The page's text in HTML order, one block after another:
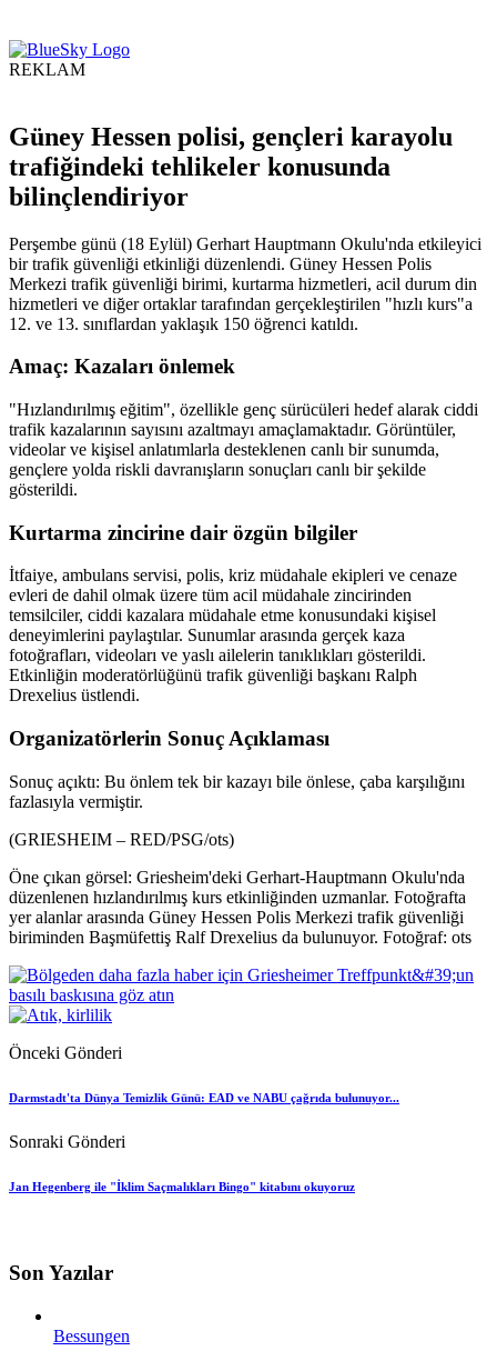
REKLAM
Güney Hessen polisi, gençleri karayolu
trafiğindeki tehlikeler konusunda
bilinçlendiriyor
Perşembe günü (18 Eylül) Gerhart Hauptmann Okulu'nda etkileyici
bir trafik güvenliği etkinliği düzenlendi. Güney Hessen Polis
Merkezi trafik güvenliği birimi, kurtarma hizmetleri, acil durum din
hizmetleri ve diğer ortaklar tarafından gerçekleştirilen "hızlı kurs"a
12. ve 13. sınıflardan yaklaşık 150 öğrenci katıldı.
Amaç: Kazaları önlemek
"Hızlandırılmış eğitim", özellikle genç sürücüleri hedef alarak ciddi
trafik kazalarının sayısını azaltmayı amaçlamaktadır. Görüntüler,
videolar ve kişisel anlatımlarla desteklenen canlı bir sunumda,
gençlere yolda riskli davranışların sonuçları canlı bir şekilde
gösterildi.
Kurtarma zincirine dair özgün bilgiler
İtfaiye, ambulans servisi, polis, kriz müdahale ekipleri ve cenaze
evleri de dahil olmak üzere tüm acil müdahale zincirinden
temsilciler, ciddi kazalara müdahale etme konusundaki kişisel
deneyimlerini paylaştılar. Sunumlar arasında gerçek kaza
fotoğrafları, videoları ve yaslı ailelerin tanıklıkları gösterildi.
Etkinliğin moderatörlüğünü trafik güvenliği başkanı Ralph
Drexelius üstlendi.
Organizatörlerin Sonuç Açıklaması
Sonuç açıktı: Bu önlem tek bir kazayı bile önlese, çaba karşılığını
fazlasıyla vermiştir.
(GRIESHEIM – RED/PSG/ots)
Öne çıkan görsel: Griesheim'deki Gerhart-Hauptmann Okulu'nda
düzenlenen hızlandırılmış kurs etkinliğinden uzmanlar. Fotoğrafta
yer alanlar arasında Güney Hessen Polis Merkezi trafik güvenliği
biriminden Başmüfettiş Ralf Drexelius da bulunuyor. Fotoğraf: ots
Önceki Gönderi
Darmstadt'ta Dünya Temizlik Günü: EAD ve NABU çağrıda bulunuyor...
Sonraki Gönderi
Jan Hegenberg ile "İklim Saçmalıkları Bingo" kitabını okuyoruz
Son Yazılar
Bessungen